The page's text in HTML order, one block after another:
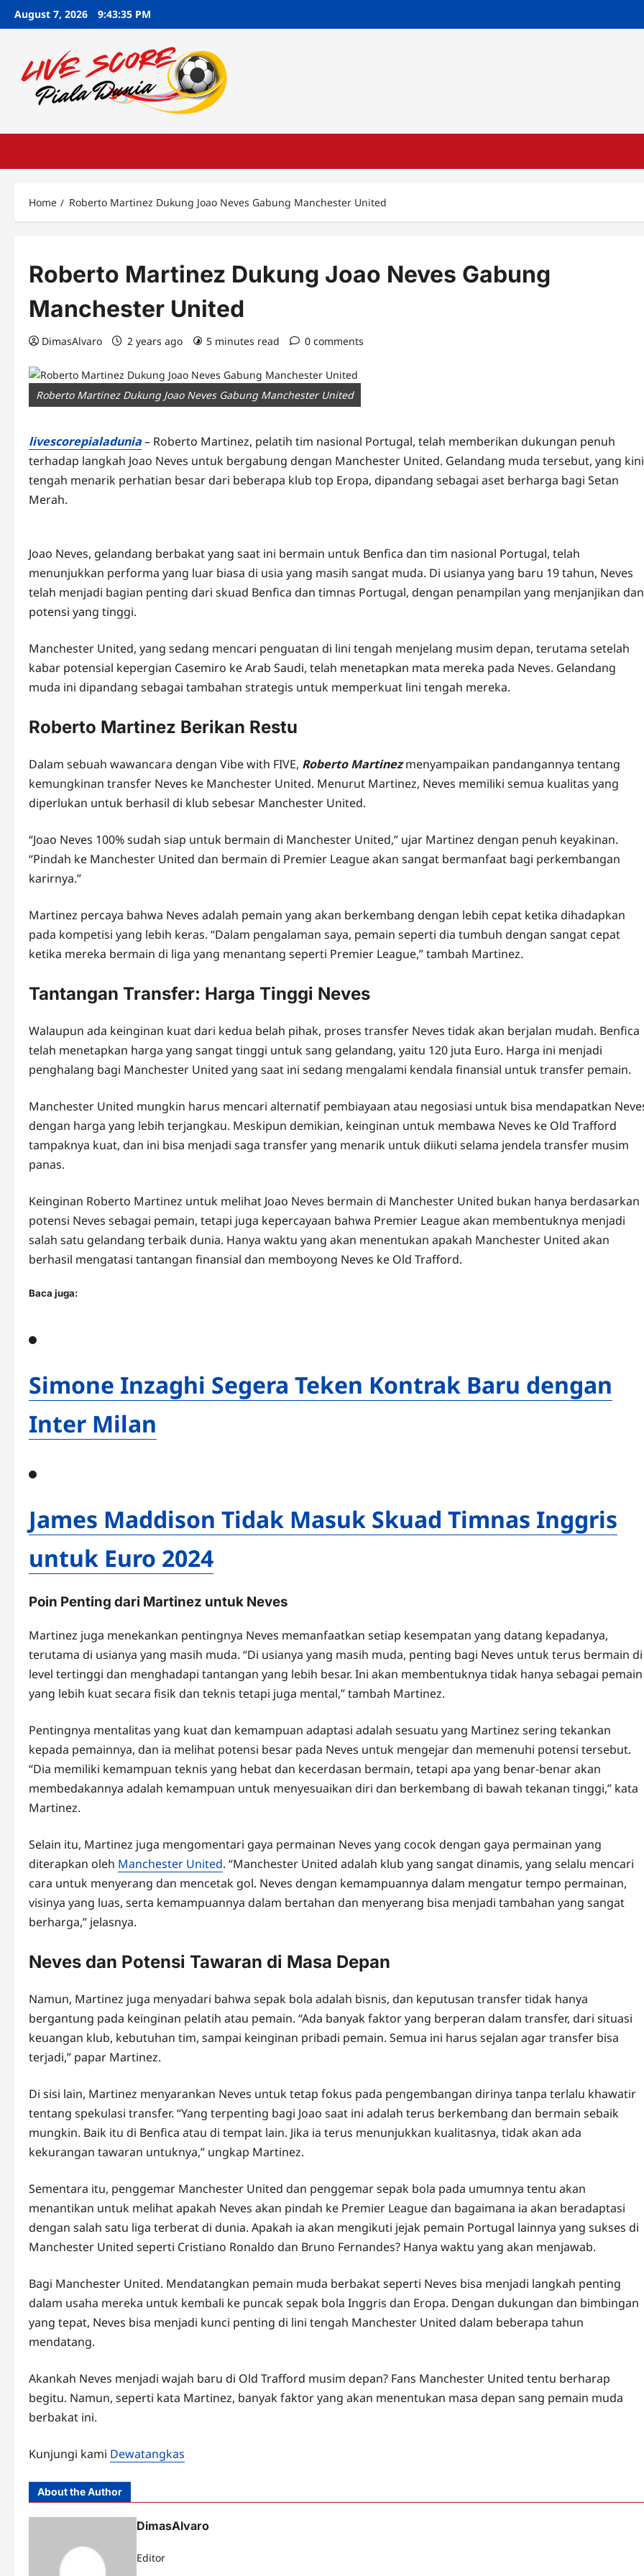
SkipAugust 7, 2026 9:43:36 PM
Home Roberto Martinez Dukung Joao Neves Gabung Manchester United
Roberto Martinez Dukung Joao Neves Gabung
Manchester United
DimasAlvaro 2 years ago 5 minutes read 0 comments
Roberto Martinez Dukung Joao Neves Gabung Manchester United
livescorepialadunia– Roberto Martinez, pelatih tim nasional Portugal, telah memberikan dukungan penuh
terhadap langkah Joao Neves untuk bergabung dengan Manchester United. Gelandang muda tersebut, yang kini
tengah menarik perhatian besar dari beberapa klub top Eropa, dipandang sebagai aset berharga bagi Setan
Merah.
Joao Neves, gelandang berbakat yang saat ini bermain untuk Benfica dan tim nasional Portugal, telah
menunjukkan performa yang luar biasa di usia yang masih sangat muda. Di usianya yang baru 19 tahun, Neves
telah menjadi bagian penting dari skuad Benfica dan timnas Portugal, dengan penampilan yang menjanjikan dan
potensi yang tinggi.
Manchester United, yang sedang mencari penguatan di lini tengah menjelang musim depan, terutama setelah
kabar potensial kepergian Casemiro ke Arab Saudi, telah menetapkan mata mereka pada Neves. Gelandang
muda ini dipandang sebagai tambahan strategis untuk memperkuat lini tengah mereka.
Roberto Martinez Berikan Restu
Dalam sebuah wawancara dengan Vibe with FIVE, Roberto Martinezmenyampaikan pandangannya tentang
kemungkinan transfer Neves ke Manchester United. Menurut Martinez, Neves memiliki semua kualitas yang
diperlukan untuk berhasil di klub sebesar Manchester United.
“Joao Neves 100% sudah siap untuk bermain di Manchester United,” ujar Martinez dengan penuh keyakinan.
“Pindah ke Manchester United dan bermain di Premier League akan sangat bermanfaat bagi perkembangan
karirnya.”
Martinez percaya bahwa Neves adalah pemain yang akan berkembang dengan lebih cepat ketika dihadapkan
pada kompetisi yang lebih keras. “Dalam pengalaman saya, pemain seperti dia tumbuh dengan sangat cepat
ketika mereka bermain di liga yang menantang seperti Premier League,” tambah Martinez.
Tantangan Transfer: Harga Tinggi Neves
Walaupun ada keinginan kuat dari kedua belah pihak, proses transfer Neves tidak akan berjalan mudah. Benfica
telah menetapkan harga yang sangat tinggi untuk sang gelandang, yaitu 120 juta Euro. Harga ini menjadi
penghalang bagi Manchester United yang saat ini sedang mengalami kendala finansial untuk transfer pemain.
Manchester United mungkin harus mencari alternatif pembiayaan atau negosiasi untuk bisa mendapatkan
dengan harga yang lebih terjangkau. Meskipun demikian, keinginan untuk membawa Neves ke Old Trafford
tampaknya kuat, dan ini bisa menjadi saga transfer yang menarik untuk diikuti selama jendela transfer musim
panas.
Keinginan Roberto Martinez untuk melihat Joao Neves bermain di Manchester United bukan hanya berdasarkan
potensi Neves sebagai pemain, tetapi juga kepercayaan bahwa Premier League akan membentuknya menjadi
salah satu gelandang terbaik dunia. Hanya waktu yang akan menentukan apakah Manchester United akan
berhasil mengatasi tantangan finansial dan memboyong Neves ke Old Trafford.
Baca juga:
Simone Inzaghi Segera Teken Kontrak Baru dengan
Inter Milan
James Maddison Tidak Masuk Skuad Timnas Inggris
untuk Euro 2024
Poin Penting dari Martinez untuk Neves
Martinez juga menekankan pentingnya Neves memanfaatkan setiap kesempatan yang datang kepadanya,
terutama di usianya yang masih muda. “Di usianya yang masih muda, penting bagi Neves untuk terus bermain di
level tertinggi dan menghadapi tantangan yang lebih besar. Ini akan membentuknya tidak hanya sebagai pemain
yang lebih kuat secara fisik dan teknis tetapi juga mental,” tambah Martinez.
Pentingnya mentalitas yang kuat dan kemampuan adaptasi adalah sesuatu yang Martinez sering tekankan
kepada pemainnya, dan ia melihat potensi besar pada Neves untuk mengejar dan memenuhi potensi tersebut.
“Dia memiliki kemampuan teknis yang hebat dan kecerdasan bermain, tetapi apa yang benar-benar akan
membedakannya adalah kemampuan untuk menyesuaikan diri dan berkembang di bawah tekanan tinggi,” kata
Martinez.
Selain itu, Martinez juga mengomentari gaya permainan Neves yang cocok dengan gaya permainan yang
diterapkan oleh Manchester United. “Manchester United adalah klub yang sangat dinamis, yang selalu mencari
cara untuk menyerang dan mencetak gol. Neves dengan kemampuannya dalam mengatur tempo permainan,
visinya yang luas, serta kemampuannya dalam bertahan dan menyerang bisa menjadi tambahan yang sangat
berharga,” jelasnya.
Neves dan Potensi Tawaran di Masa Depan
Namun, Martinez juga menyadari bahwa sepak bola adalah bisnis, dan keputusan transfer tidak hanya
bergantung pada keinginan pelatih atau pemain. “Ada banyak faktor yang berperan dalam transfer, dari situasi
keuangan klub, kebutuhan tim, sampai keinginan pribadi pemain. Semua ini harus sejalan agar transfer bisa
terjadi,” papar Martinez.
Di sisi lain, Martinez menyarankan Neves untuk tetap fokus pada pengembangan dirinya tanpa terlalu khawatir
tentang spekulasi transfer. “Yang terpenting bagi Joao saat ini adalah terus berkembang dan bermain sebaik
mungkin. Baik itu di Benfica atau di tempat lain. Jika ia terus menunjukkan kualitasnya, tidak akan ada
kekurangan tawaran untuknya,” ungkap Martinez.
Sementara itu, penggemar Manchester United dan penggemar sepak bola pada umumnya tentu akan
menantikan untuk melihat apakah Neves akan pindah ke Premier League dan bagaimana ia akan beradaptasi
dengan salah satu liga terberat di dunia. Apakah ia akan mengikuti jejak pemain Portugal lainnya yang sukses di
Manchester United seperti Cristiano Ronaldo dan Bruno Fernandes? Hanya waktu yang akan menjawab.
Bagi Manchester United. Mendatangkan pemain muda berbakat seperti Neves bisa menjadi langkah penting
dalam usaha mereka untuk kembali ke puncak sepak bola Inggris dan Eropa. Dengan dukungan dan bimbingan
yang tepat, Neves bisa menjadi kunci penting di lini tengah Manchester United dalam beberapa tahun
mendatang.
Akankah Neves menjadi wajah baru di Old Trafford musim depan? Fans Manchester United tentu berharap
begitu. Namun, seperti kata Martinez, banyak faktor yang akan menentukan masa depan sang pemain muda
berbakat ini.
Kunjungi kami Dewatangkas
About the Author
DimasAlvaro
Editor